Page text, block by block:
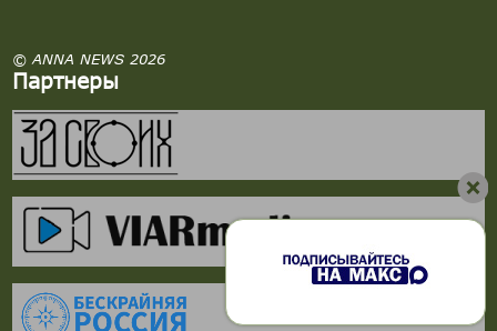
© ANNA NEWS 2026
Партнеры